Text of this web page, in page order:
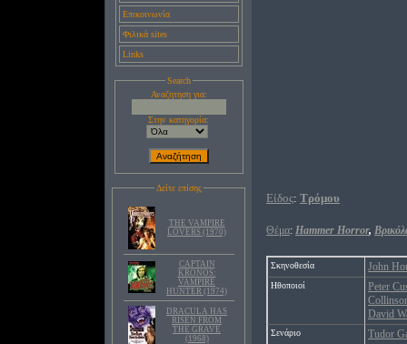
Επικοινωνία
Φιλικά sites
Links
Search
Αναζητηση για:
Στην κατηγορία:
Δείτε επίσης
THE VAMPIRE
LOVERS (1970)
CAPTAIN
KRONOS:
VAMPIRE
HUNTER (1974)
DRACULA HAS
RISEN FROM
THE GRAVE
(1968)
Είδος: Τρόμου
Θέμα: Hammer Horror,
Σκηνοθεσία John
Ηθοποιοί
Peter
David
Σενάριο Tudor